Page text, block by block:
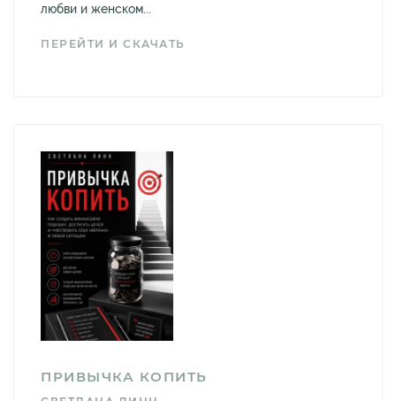
любви и женском...
ПЕРЕЙТИ И СКАЧАТЬ
ПРИВЫЧКА КОПИТЬ